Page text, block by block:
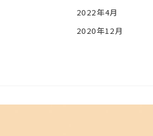
2022年4月
2020年12月